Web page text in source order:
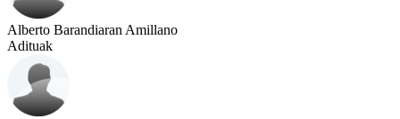
Alberto Barandiaran Amillano
Adituak